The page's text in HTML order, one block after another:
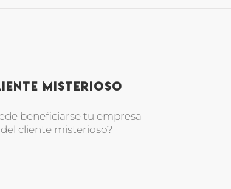
Misterioso
beneficiarse tu empresa
cliente misterioso?